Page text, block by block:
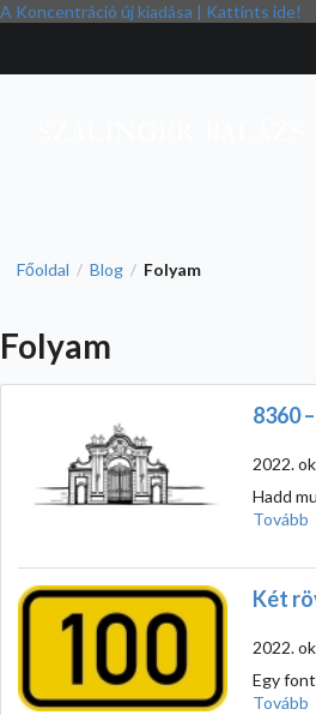
A Koncentráció új kiadása | Kattints ide!
Főoldal / Blog / Folyam
Folyam
8360
2022.
Hadd
Tovább
Két
2022.
Egy
Tovább